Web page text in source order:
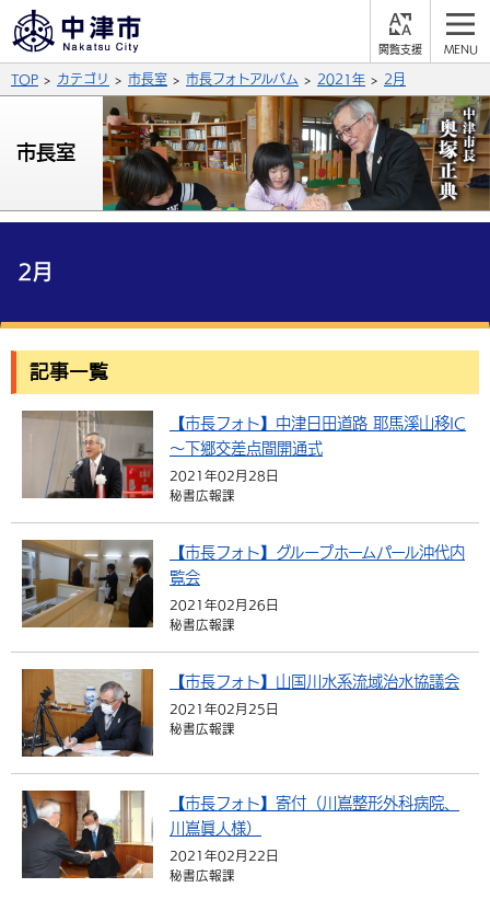
支
よみあげる
背景色
青
文字の大きさ
拡大 標準 縮小
英語（English） 中国語（簡体字）
中国語（繁体字）
サイト内検索
くらしの情報
届出・登録・証明
福祉・介護 健康・予防
税金 住宅・インフラ
選挙 外国人の方向け情報
事業者の方へ
入札・契約 産業・雇用
農林水産業 税金
子育て・教育
施設情報 子どもを預ける
手当・助成 健康・医療
相談・支援・情報 計画・施策
観光・移住
観光なび スポットを探す
遊ぶ・体験する
買う・おみやげ 四季のイベント・祭り
市政情報
中津市について
地方創生・地域活性化 広報・広聴
TOP カテゴリ 市長室 市長フォトアルバム 2021年 2月
市長室
2月
記事一覧
【市長フォト】中津日田道路 耶馬溪山移IC
～下郷交差点間開通式
2021年02月28日
秘書広報課
【市長フォト】グループホームパール沖代内
覧会
2021年02月26日
秘書広報課
【市長フォト】山国川水系流域治水協議会
2021年02月25日
秘書広報課
【市長フォト】寄付（川嶌整形外科病院、
川嶌眞人様）
2021年02月22日
秘書広報課